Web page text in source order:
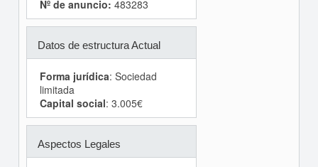
Nº de anuncio: 483283
Datos de estructura Actual
Forma jurídica: Sociedad
limitada
Capital social: 3.005€
Aspectos Legales